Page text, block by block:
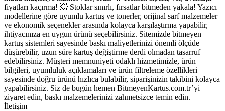
fiyatları kaçırma! 💥 Stoklar sınırlı, fırsatlar bitmeden yakala! Yazıcı
modellerine göre uyumlu kartuş ve tonerler, orijinal sarf malzemeler
ve ekonomik seçenekler arasında kolayca karşılaştırma yapabilir,
ihtiyacınıza en uygun ürünü seçebilirsiniz. Sitemizde bitmeyen
kartuş sistemleri sayesinde baskı maliyetlerinizi önemli ölçüde
düşürebilir, uzun süre kartuş değiştirme derdi olmadan tasarruf
edebilirsiniz. Müşteri memnuniyeti odaklı hizmetimizle, ürün
bilgileri, uyumluluk açıklamaları ve ürün filtreleme özellikleri
sayesinde doğru ürünü hızlıca bulabilir, siparişinizin takibini kolayca
yapabilirsiniz. Siz de bugün hemen BitmeyenKartus.com.tr’yi
ziyaret edin, baskı malzemelerinizi zahmetsizce temin edin.
İletişim